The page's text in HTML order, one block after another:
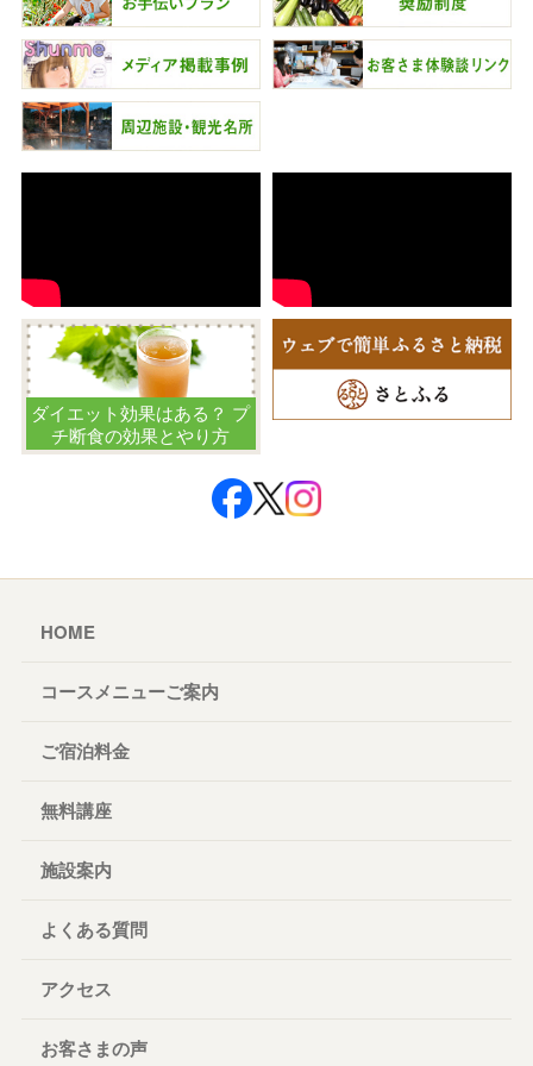
ダイエット効果はある？ プ
チ断食の効果とやり方
HOME
コースメニューご案内
ご宿泊料金
無料講座
施設案内
よくある質問
アクセス
お客さまの声